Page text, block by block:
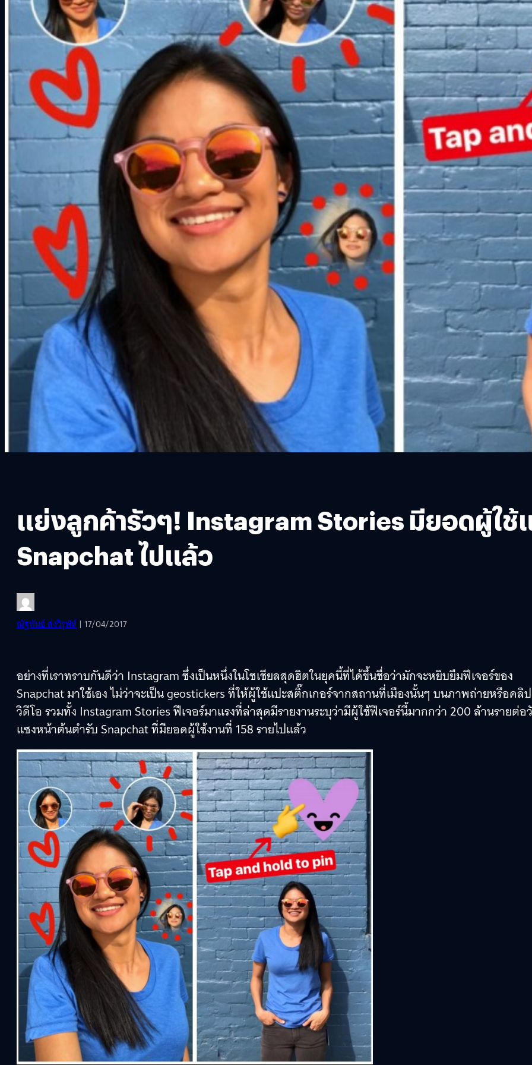
แย่งลูกค้ารัวๆ! Instagram Stories มียอดผู้ใช้
Snapchat ไปแล้ว
ณัฐพันธ์ ส่งวิรุฬห์ | 17/04/2017
อย่างที่เราทราบกันดีว่า Instagram ซึ่งเป็นหนึ่งในโซเชียลสุดฮิตในยุคนี้ที่ได้ขึ้นชื่อว่ามักจะหยิบยืมฟีเจอร์ของ
Snapchat มาใช้เอง ไม่ว่าจะเป็น geostickers ที่ให้ผู้ใช้แปะสติ๊กเกอร์จากสถานที่เมืองนั้นๆ บนภาพถ่ายหรือคลิป
วิดีโอ รวมทั้ง Instagram Stories ฟีเจอร์มาแรงที่ล่าสุดมีรายงานระบุว่ามีผู้ใช้ฟีเจอร์นี้มากกว่า 200 ล้านรายต่อ
แซงหน้าต้นตำรับ Snapchat ที่มียอดผู้ใช้งานที่ 158 รายไปแล้ว